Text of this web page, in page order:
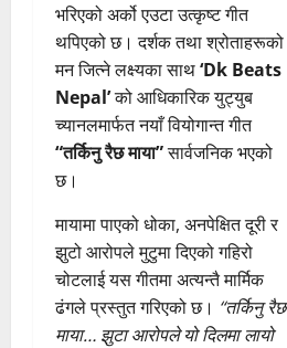
भरिएको अर्को एउटा उत्कृष्ट गीत
थपिएको छ। दर्शक तथा श्रोताहरूको
मन जित्ने लक्ष्यका साथ‘Dk Beats
Nepal’को आधिकारिक युट्युब
च्यानलमार्फत नयाँ वियोगान्त गीत
“तर्किनु रैछ माया”सार्वजनिक भएको
छ।
मायामा पाएको धोका, अनपेक्षित दूरी र
झुटो आरोपले मुटुमा दिएको गहिरो
चोटलाई यस गीतमा अत्यन्तै मार्मिक
ढंगले प्रस्तुत गरिएको छ। “तर्किनु रैछ
माया… झुटा आरोपले यो दिलमा लायो